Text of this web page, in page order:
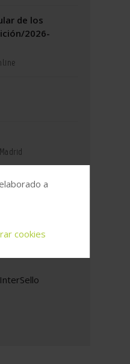
de los
2026-
a
cookies